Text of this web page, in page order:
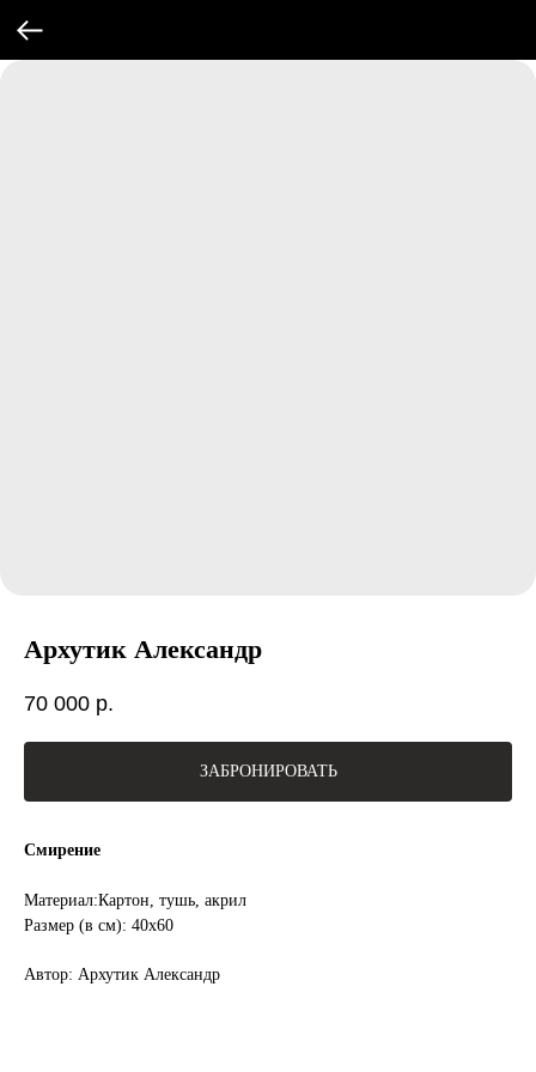
Архутик Александр
70 000 р.
ЗАБРОНИРОВАТЬ
Смирение
Материал:Картон, тушь, акрил
Размер (в см): 40х60
Автор: Архутик Александр